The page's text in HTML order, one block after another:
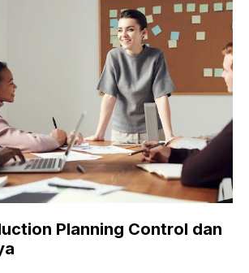
Planning Control dan